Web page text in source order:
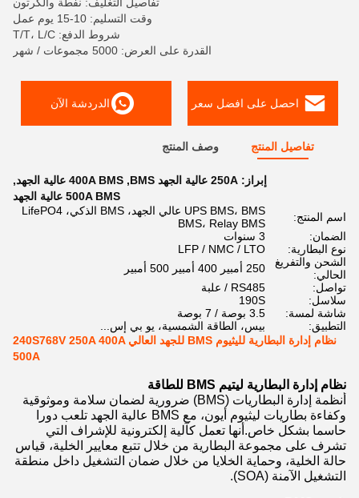
وقت التسليم: 10-15 يوم عمل
شروط الدفع: T/T، L/C
القدرة على العرض: 5000 مجموعات / شهر
احصل على افضل سعر الدردشة الآن
تفاصيل المنتج وصف المنتج
إبراز: 250A عالية الجهد BMS , 400A BMS عالية الجهد
,
500A BMS عالية الجهد
اسم المنتج:
UPS BMS، BMS عالي الجهد، BMS الذكي، LifePO4
BMS، Relay BMS
الضمان:
3 سنوات
نوع البطارية:
LFP / NMC / LTO
الشحن والتفريغ
الحالي:
250 أمبير 400 أمبير 500 أمبير
تواصل:
RS485 / علبة
سلاسل:
190S
شاشة لمسة:
3.5 بوصة / 7 بوصة
التطبيق:
بيس، الطاقة الشمسية، يو بي إس...
نظام إدارة البطارية لليثيوم BMS للجهد العالي 240S768V 250A 400A
500A
نظام إدارة البطارية ليتيم BMS للطاقة
أنظمة إدارة البطاريات (BMS) ضرورية لضمان سلامة وموثوقية
وكفاءة بطاريات ليثيوم أيون، مع BMS عالية الجهد تلعب دورا
حاسما بشكل خاص.أنها تعمل كآلية إلكترونية للإشراف التي
تشرف على مجموعة البطارية من خلال تتبع معايير الخلية، قياس
حالة الخلية، وحماية الخلايا من خلال ضمان التشغيل داخل منطقة
التشغيل الآمنة (SOA).